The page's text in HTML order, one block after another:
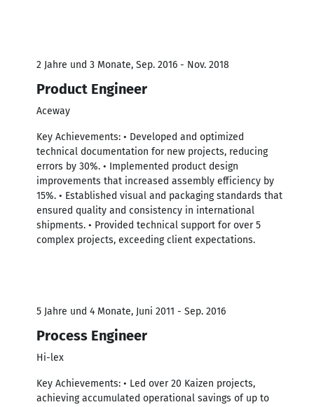
2 Jahre und 3 Monate, Sep. 2016 - Nov. 2018
Product Engineer
Aceway
Key Achievements: • Developed and optimized
technical documentation for new projects, reducing
errors by 30%. • Implemented product design
improvements that increased assembly efficiency by
15%. • Established visual and packaging standards that
ensured quality and consistency in international
shipments. • Provided technical support for over 5
complex projects, exceeding client expectations.
5 Jahre und 4 Monate, Juni 2011 - Sep. 2016
Process Engineer
Hi-lex
Key Achievements: • Led over 20 Kaizen projects,
achieving accumulated operational savings of up to